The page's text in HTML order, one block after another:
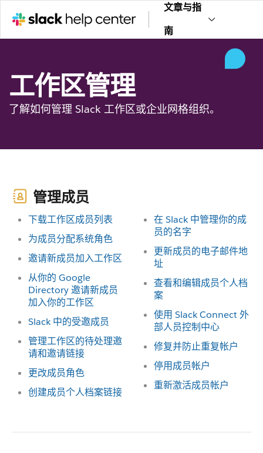
文章与指
南
工作区管理
了解如何管理 Slack 工作区或企业网格组织。
管理成员
下载工作区成员列表
为成员分配系统角色
邀请新成员加入工作区
从你的 Google
Directory 邀请新成员
加入你的工作区
Slack 中的受邀成员
管理工作区的待处理邀
请和邀请链接
更改成员角色
创建成员个人档案链接
在 Slack 中管理你的成
员的名字
更新成员的电子邮件地
址
查看和编辑成员个人档
案
使用 Slack Connect 外
部人员控制中心
修复并防止重复帐户
停用成员帐户
重新激活成员帐户